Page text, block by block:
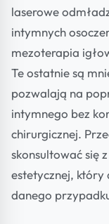
laserowe
intymnych
mezoterapia
Te ostatnie są
pozwalają na
intymnego bez
chirurgicznej.
skonsultować się
estetycznej, który
danego